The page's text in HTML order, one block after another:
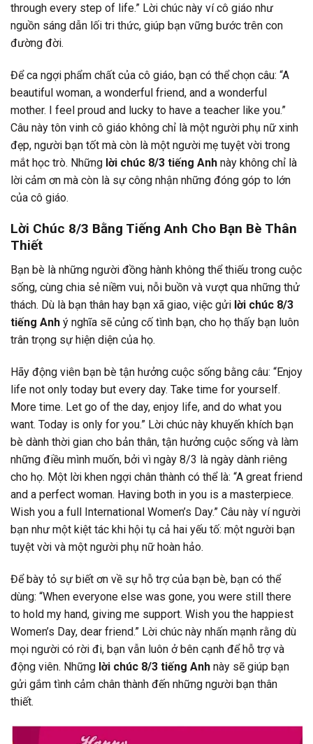
through every step of life.” Lời chúc này ví cô giáo như
nguồn sáng dẫn lối tri thức, giúp bạn vững bước trên con
đường đời.
Để ca ngợi phẩm chất của cô giáo, bạn có thể chọn câu: “A
beautiful woman, a wonderful friend, and a wonderful
mother. I feel proud and lucky to have a teacher like you.”
Câu này tôn vinh cô giáo không chỉ là một người phụ nữ xinh
đẹp, người bạn tốt mà còn là một người mẹ tuyệt vời trong
mắt học trò. Những lời chúc 8/3 tiếng Anh này không chỉ là
lời cảm ơn mà còn là sự công nhận những đóng góp to lớn
của cô giáo.
Lời Chúc 8/3 Bằng Tiếng Anh Cho Bạn Bè Thân
Thiết
Bạn bè là những người đồng hành không thể thiếu trong cuộc
sống, cùng chia sẻ niềm vui, nỗi buồn và vượt qua những thử
thách. Dù là bạn thân hay bạn xã giao, việc gửi lời chúc 8/3
tiếng Anh ý nghĩa sẽ củng cố tình bạn, cho họ thấy bạn luôn
trân trọng sự hiện diện của họ.
Hãy động viên bạn bè tận hưởng cuộc sống bằng câu: “Enjoy
life not only today but every day. Take time for yourself.
More time. Let go of the day, enjoy life, and do what you
want. Today is only for you.” Lời chúc này khuyến khích bạn
bè dành thời gian cho bản thân, tận hưởng cuộc sống và làm
những điều mình muốn, bởi vì ngày 8/3 là ngày dành riêng
cho họ. Một lời khen ngợi chân thành có thể là: “A great friend
and a perfect woman. Having both in you is a masterpiece.
Wish you a full International Women’s Day.” Câu này ví người
bạn như một kiệt tác khi hội tụ cả hai yếu tố: một người bạn
tuyệt vời và một người phụ nữ hoàn hảo.
Để bày tỏ sự biết ơn về sự hỗ trợ của bạn bè, bạn có thể
dùng: “When everyone else was gone, you were still there
to hold my hand, giving me support. Wish you the happiest
Women’s Day, dear friend.” Lời chúc này nhấn mạnh rằng dù
mọi người có rời đi, bạn vẫn luôn ở bên cạnh để hỗ trợ và
động viên. Những lời chúc 8/3 tiếng Anh này sẽ giúp bạn
gửi gắm tình cảm chân thành đến những người bạn thân
thiết.